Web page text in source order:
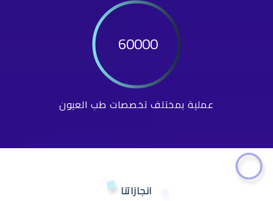
60000
عملية بمختلف تخصصات طب العيون
انجازاتنا